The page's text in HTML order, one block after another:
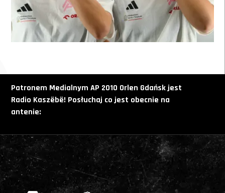
Patronem Medialnym AP 2010 Orlen Gdańsk jest
Radio Kaszëbë! Posłuchaj co jest obecnie na
antenie: